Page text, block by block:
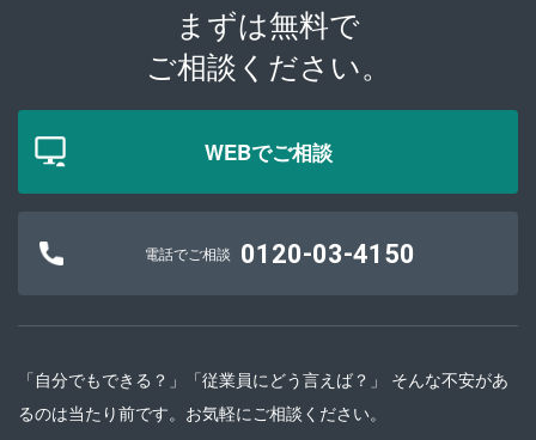
まずは無料で
ご相談ください。
WEBでご相談
電話でご相談 0120-03-4150
「自分でもできる？」「従業員にどう言えば？」 そんな不安があ
るのは当たり前です。お気軽にご相談ください。